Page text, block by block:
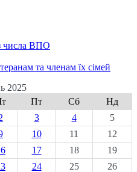
числа ВПО
та членам їх сімей
2025
Пт Сб
Нд
3 4
5
10 11
12
17 18
19
24 25
26